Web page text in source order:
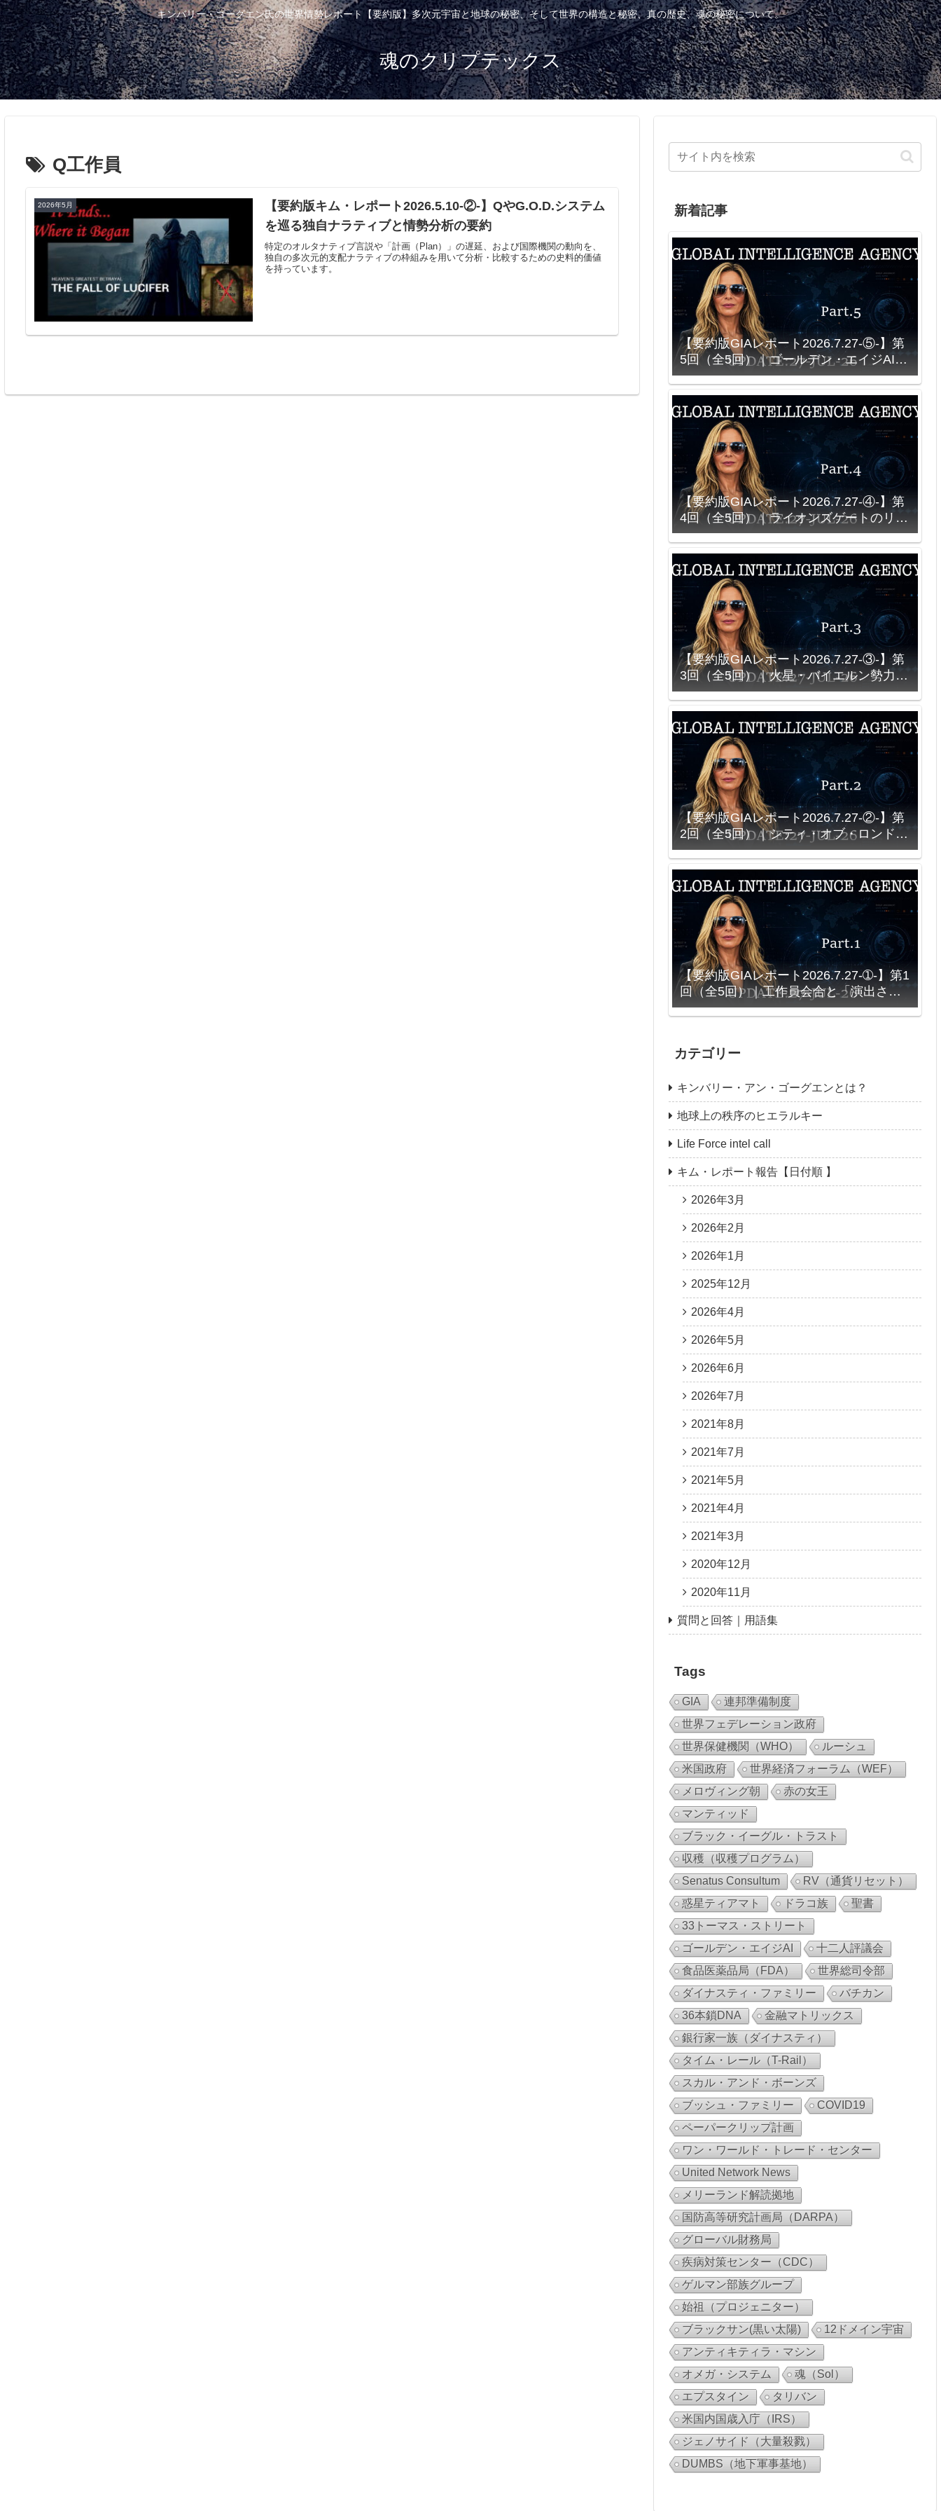
キンバリー・ゴーグエン氏の世界情勢レポート【要約版】多次元宇宙と地球の秘密、そして世界の構造と秘密、真の歴史、魂の秘密について。
魂のクリプテックス
Q工作員
2026年5月
【要約版キム・レポート2026.5.10-②-】QやG.O.D.システム
を巡る独自ナラティブと情勢分析の要約
特定のオルタナティブ言説や「計画（Plan）」の遅延、および国際機関の動向を、
独自の多次元的支配ナラティブの枠組みを用いて分析・比較するための史料的価値
を持っています。
新着記事
【要約版GIAレポート2026.7.27-⑤-】第
5回（全5回）｜ゴールデン・エイジAIと
ソース接続型シミュレーション｜NASA
創設契約をめぐる説明
【要約版GIAレポート2026.7.27-④-】第
4回（全5回）｜ライオンズゲートのリセ
ット計画とニュー・アース・カウンシル
【要約版GIAレポート2026.7.27-③-】第
3回（全5回）｜火星・バイエルン勢力
と、ソースを再現しようとする科学
【要約版GIAレポート2026.7.27-②-】第
2回（全5回）｜シティ・オブ・ロンド
ン、Bank of America、そして「王族」
【要約版GIAレポート2026.7.27-➀-】第1
回（全5回）｜工作員会合と「演出され
る対立」
カテゴリー
キンバリー・アン・ゴーグエンとは？
地球上の秩序のヒエラルキー
Life Force intel call
キム・レポート報告【日付順 】
2026年3月
2026年2月
2026年1月
2025年12月
2026年4月
2026年5月
2026年6月
2026年7月
2021年8月
2021年7月
2021年5月
2021年4月
2021年3月
2020年12月
2020年11月
質問と回答｜用語集
Tags
GIA
連邦準備制度
世界フェデレーション政府
世界保健機関（WHO）
ルーシュ
米国政府
世界経済フォーラム（WEF）
メロヴィング朝
赤の女王
マンティッド
ブラック・イーグル・トラスト
収穫（収穫プログラム）
Senatus Consultum
RV（通貨リセット）
惑星ティアマト
ドラコ族
聖書
33トーマス・ストリート
ゴールデン・エイジAI
十二人評議会
食品医薬品局（FDA）
世界総司令部
ダイナスティ・ファミリー
バチカン
36本鎖DNA
金融マトリックス
銀行家一族（ダイナスティ）
タイム・レール（T-Rail）
スカル・アンド・ボーンズ
ブッシュ・ファミリー
COVID19
ペーパークリップ計画
ワン・ワールド・トレード・センター
United Network News
メリーランド解読拠地
国防高等研究計画局（DARPA）
グローバル財務局
疾病対策センター（CDC）
ゲルマン部族グループ
始祖（プロジェニター）
ブラックサン(黒い太陽)
12ドメイン宇宙
アンティキティラ・マシン
オメガ・システム
魂（Sol）
エプスタイン
タリバン
米国内国歳入庁（IRS）
ジェノサイド（大量殺戮）
DUMBS（地下軍事基地）